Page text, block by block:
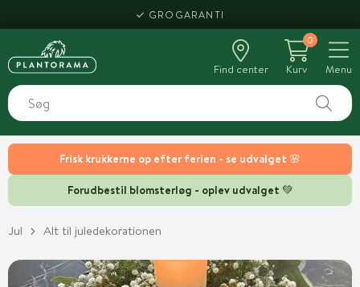
Frisk krukkerne op efter ferien - se udvalget 🌸
Forudbestil blomsterløg - oplev udvalget 💚
HENT SAMME DAG
Find center
0
Kurv
Menu
Jul Alt til juledekorationen